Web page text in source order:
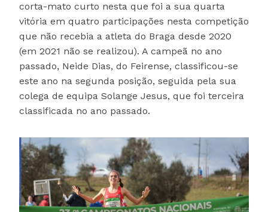
corta-mato curto nesta que foi a sua quarta
vitória em quatro participações nesta competição
que não recebia a atleta do Braga desde 2020
(em 2021 não se realizou). A campeã no ano
passado, Neide Dias, do Feirense, classificou-se
este ano na segunda posição, seguida pela sua
colega de equipa Solange Jesus, que foi terceira
classificada no ano passado.